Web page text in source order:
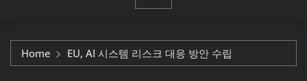
Home EU, AI 시스템 리스크 대응 방안 수립